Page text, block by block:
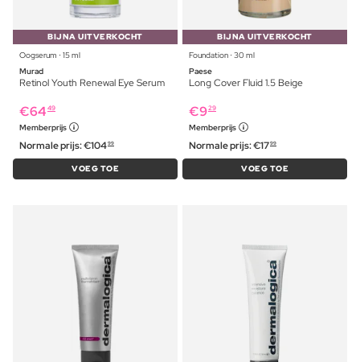
BIJNA UITVERKOCHT
Oogserum ⋅ 15 ml
Murad
Retinol Youth Renewal Eye Serum
€64 49
Memberprijs
Normale prijs:€10499
VOEG TOE
BIJNA UITVERKOCHT
Foundation ⋅ 30 ml
Paese
Long Cover Fluid 1.5 Beige
€929
Memberprijs
Normale prijs:€1799
VOEG TOE